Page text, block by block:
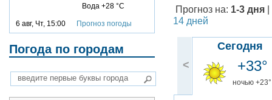
Вода +28 °C
6 авг, Чт, 15:00 Прогноз погоды
Погода по городам
Прогноз на: 1-3 дня
14 дней
<
Сегодня
+33°
ночью +23°